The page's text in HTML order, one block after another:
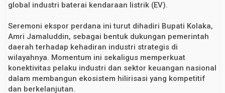
global industri baterai kendaraan listrik (EV).
Seremoni ekspor perdana ini turut dihadiri Bupati Kolaka,
Amri Jamaluddin, sebagai bentuk dukungan pemerintah
daerah terhadap kehadiran industri strategis di
wilayahnya. Momentum ini sekaligus memperkuat
konektivitas pelaku industri dan sektor keuangan nasional
dalam membangun ekosistem hilirisasi yang kompetitif
dan berkelanjutan.